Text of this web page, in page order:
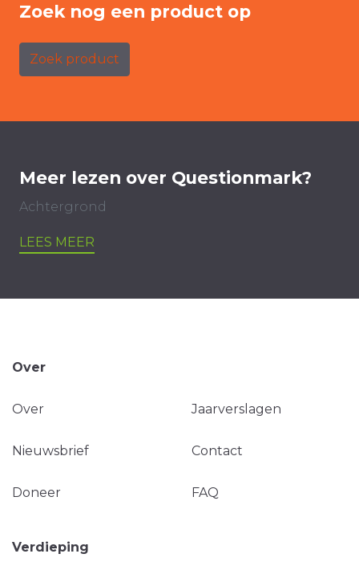
Zoek nog een product op
Zoek product
Meer lezen over Questionmark?
Achtergrond
LEES MEER
Over
Over Jaarverslagen
Nieuwsbrief Contact
Doneer FAQ
Verdieping